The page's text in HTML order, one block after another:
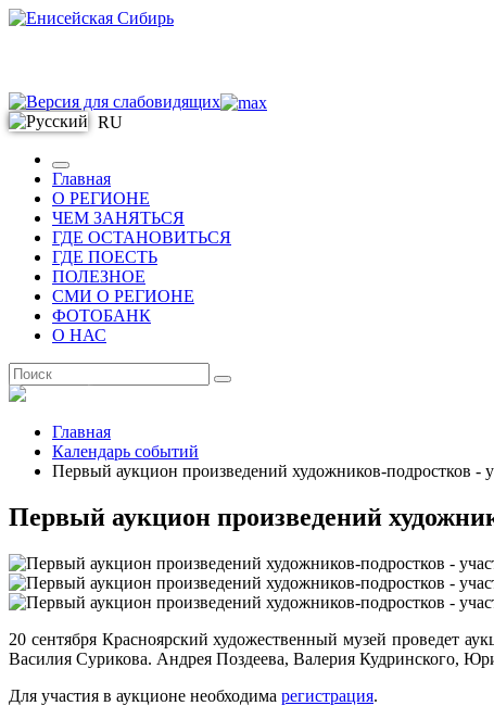
RU
Главная
О РЕГИОНЕ
ЧЕМ ЗАНЯТЬСЯ
ГДЕ ОСТАНОВИТЬСЯ
ГДЕ ПОЕСТЬ
ПОЛЕЗНОЕ
СМИ О РЕГИОНЕ
ФОТОБАНК
О НАС
Главная
Календарь событий
Первый аукцион произведений художников-подростков -
Первый аукцион произведений
20 сентября Красноярский художественный музей проведет
Василия Сурикова. Андрея Поздеева, Валерия Кудринского,
Для участия в аукционе необходима регистрация.